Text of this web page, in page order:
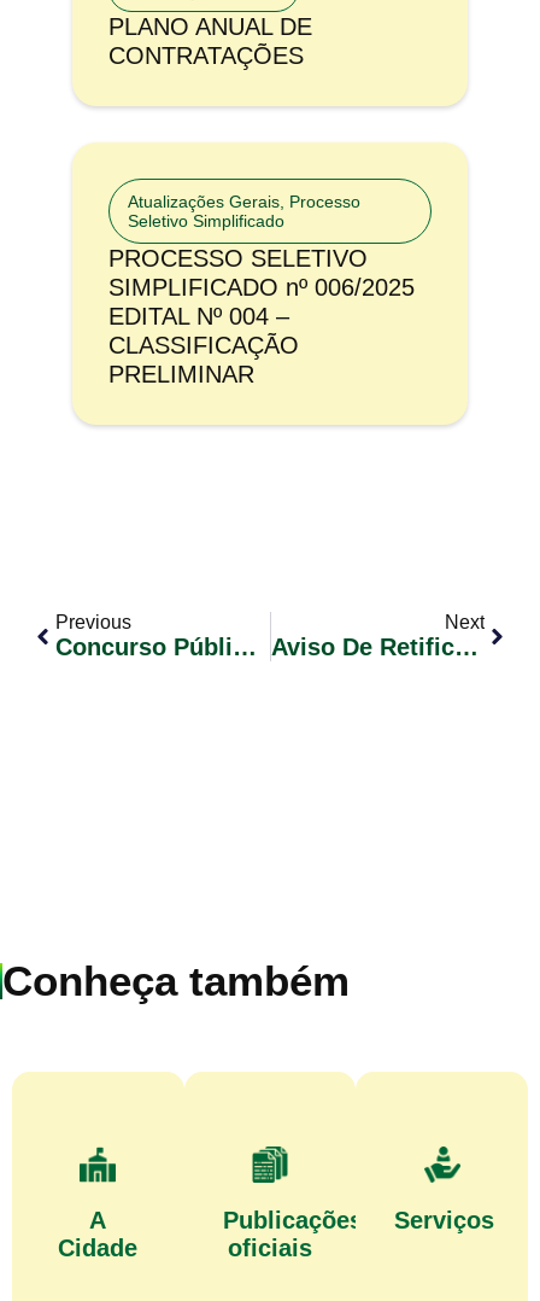
PLANO ANUAL DE
CONTRATAÇÕES
Atualizações Gerais Processo
Seletivo Simplificado
PROCESSO SELETIVO
SIMPLIFICADO nº 006/2025
EDITAL Nº 004 –
CLASSIFICAÇÃO
PRELIMINAR
Previous
Concurso Público 02/2023 Convocação De Candidatos Classificados Edital Nº 28
Next
Aviso De Retificação Pregão Eletrônico Nº 01/2025
Conheça também
A
Cidade
Publicações
oficiais
Serviços